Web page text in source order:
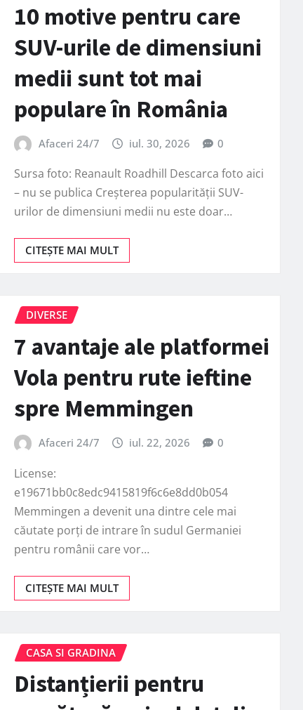
10 motive pentru care
SUV-urile de dimensiuni
medii sunt tot mai
populare în România
Afaceri 24/7 iul. 30, 2026 0
Sursa foto: Reanault Roadhill Descarca foto aici
– nu se publica Creșterea popularității SUV-
urilor de dimensiuni medii nu este doar…
CITEȘTE MAI MULT
DIVERSE
7 avantaje ale platformei
Vola pentru rute ieftine
spre Memmingen
Afaceri 24/7 iul. 22, 2026 0
License:
e19671bb0c8edc9415819f6c6e8dd0b054
Memmingen a devenit una dintre cele mai
căutate porți de intrare în sudul Germaniei
pentru românii care vor…
CITEȘTE MAI MULT
CASA SI GRADINA
Distanțierii pentru